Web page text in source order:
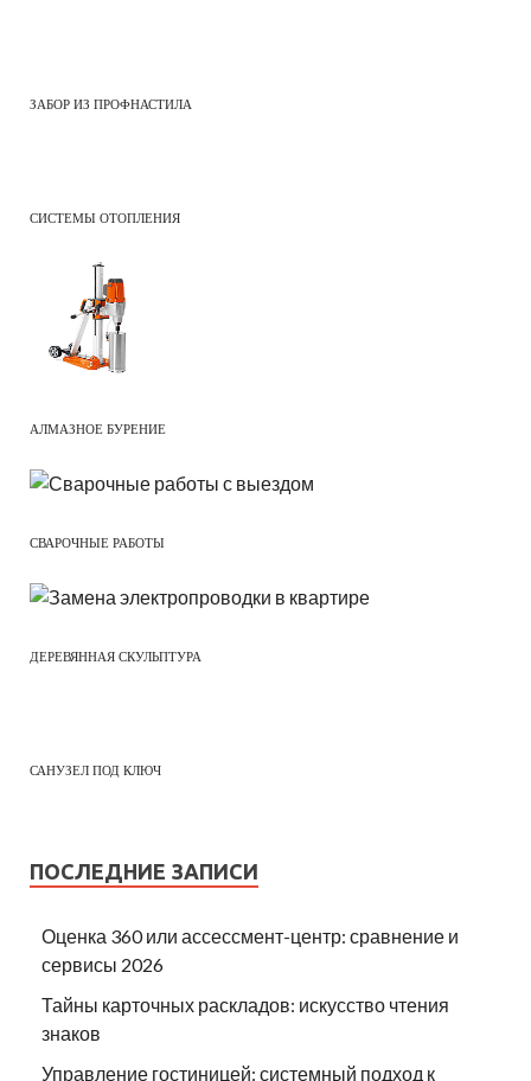
ЗАБОР ИЗ ПРОФНАСТИЛА
СИСТЕМЫ ОТОПЛЕНИЯ
АЛМАЗНОЕ БУРЕНИЕ
СВАРОЧНЫЕ РАБОТЫ
ДЕРЕВЯННАЯ СКУЛЬПТУРА
САНУЗЕЛ ПОД КЛЮЧ
ПОСЛЕДНИЕ ЗАПИСИ
Оценка 360 или ассессмент-центр: сравнение и
сервисы 2026
Тайны карточных раскладов: искусство чтения
знаков
Управление гостиницей: системный подход к